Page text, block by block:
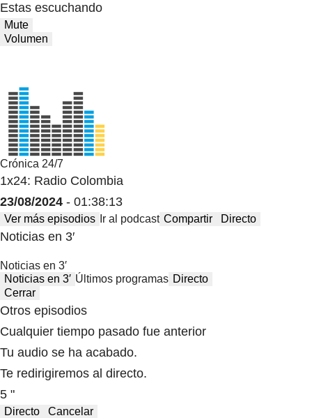
Estas escuchando
Mute
Volumen
Crónica 24/7
1x24: Radio Colombia
23/08/2024 - 01:38:13
Ver más episodios Ir al podcast Compartir Directo
Noticias en 3′
Noticias en 3′
Noticias en 3′ Últimos programas Directo
Cerrar
Otros episodios
Cualquier tiempo pasado fue anterior
Tu audio se ha acabado.
Te redirigiremos al directo.
5 "
Directo Cancelar